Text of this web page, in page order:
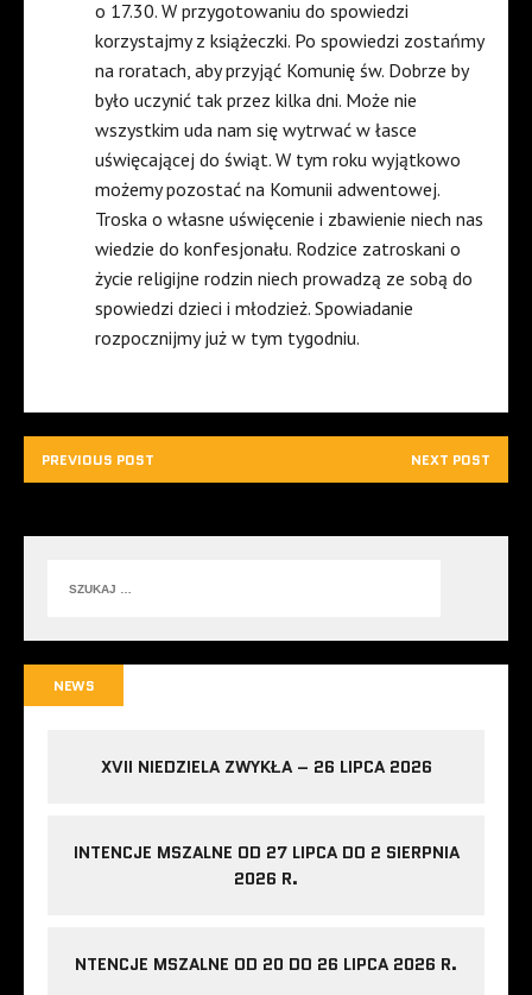
o 17.30. W przygotowaniu do spowiedzi
korzystajmy z książeczki. Po spowiedzi zostańmy
na roratach, aby przyjąć Komunię św. Dobrze by
było uczynić tak przez kilka dni. Może nie
wszystkim uda nam się wytrwać w łasce
uświęcającej do świąt. W tym roku wyjątkowo
możemy pozostać na Komunii adwentowej.
Troska o własne uświęcenie i zbawienie niech nas
wiedzie do konfesjonału. Rodzice zatroskani o
życie religijne rodzin niech prowadzą ze sobą do
spowiedzi dzieci i młodzież. Spowiadanie
rozpocznijmy już w tym tygodniu.
PREVIOUS POST NEXT POST
NEWS
XVII NIEDZIELA ZWYKŁA – 26 LIPCA 2026
INTENCJE MSZALNE OD 27 LIPCA DO 2 SIERPNIA
2026 R.
NTENCJE MSZALNE OD 20 DO 26 LIPCA 2026 R.